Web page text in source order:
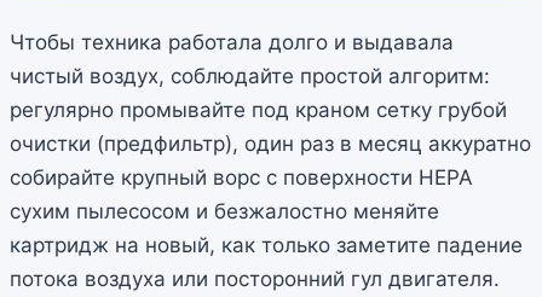
Чтобы техника работала долго и выдавала
чистый воздух, соблюдайте простой алгоритм:
регулярно промывайте под краном сетку грубой
очистки (предфильтр), один раз в месяц аккуратно
собирайте крупный ворс с поверхности HEPA
сухим пылесосом и безжалостно меняйте
картридж на новый, как только заметите падение
потока воздуха или посторонний гул двигателя.